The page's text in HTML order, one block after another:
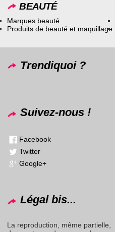
BEAUTÉ
Marques beauté
Produits de beauté et maquillage
Trendiquoi ?
Suivez-nous !
Facebook
Twitter
Google+
Légal bis...
La reproduction, même partielle,